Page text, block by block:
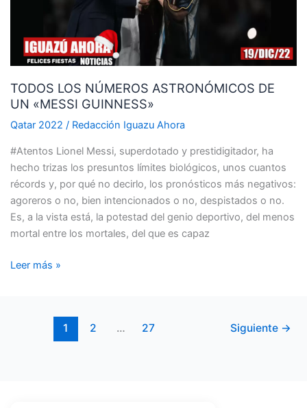
TODOS LOS NÚMEROS ASTRONÓMICOS DE
UN «MESSI GUINNESS»
Qatar 2022 / Redacción Iguazu Ahora
#Atentos Lionel Messi, superdotado y prestidigitador, ha
hecho trizas los presuntos límites biológicos, unos cuantos
récords y, por qué no decirlo, los pronósticos más negativos:
agoreros o no, bien intencionados o no, despistados o no.
Es, a la vista está, la potestad del genio deportivo, del menos
mortal entre los mortales, del que es capaz
GUINNESS»
Leer más »
1 2 … 27 Siguiente →